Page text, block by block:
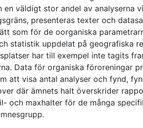
en väldigt stor andel av analyserna
presenteras texter och
som för de oorganiska
statistik uppdelat på geografiska
har till exempel inte tagits
Data för organiska föroreningar
att visa antal analyser och fynd,
där ämnets halt överskrider
och maxhalter för de många